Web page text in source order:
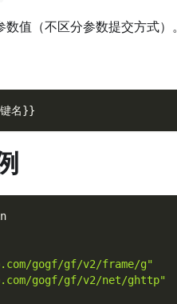
数值（不区分参数提交方式）
键名}}
gogf/gf/v2/frame/g"
gogf/gf/v2/net/ghttp"